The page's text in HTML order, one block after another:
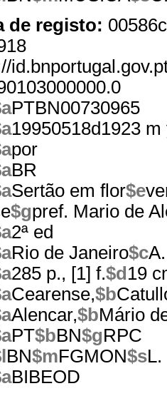
de registo:
PTBN00730965
19950518d1923
por
BR
Sertão em flor$e
$gpref. Mario de
2ª ed
Rio de Janeiro$c
285 p., [1] f.$d 19
Cearense,$b
Alencar,$bMário
PT$bBN$gRPC
BN$mFGMON$sL.
BIBEOD